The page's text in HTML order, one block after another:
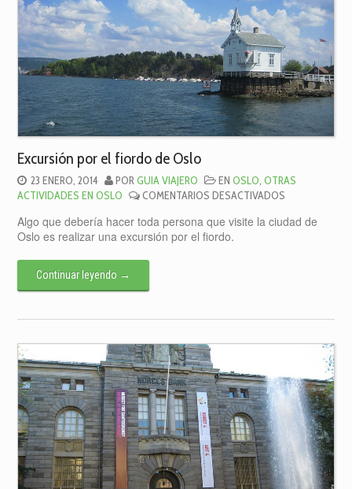
Excursión por el fiordo de Oslo
23 ENERO, 2014 PORGUIA VIAJERO ENOSLO,OTRAS
ACTIVIDADES EN OSLO
COMENTARIOS DESACTIVADOS
POR
Algo que debería hacer toda persona que visite la ciudad de
Oslo es realizar una excursión por el fiordo.
Continuar leyendo →